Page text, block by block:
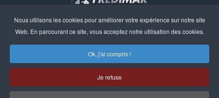
Information Légale
Politique de Confidentialité
Politique de Cookies
Nous utilisons les cookies pour améliorer votre expérience sur notre site
Web. En parcourant ce site, vous acceptez notre utilisation des cookies.
Ok, j'ai compris !
Je refuse